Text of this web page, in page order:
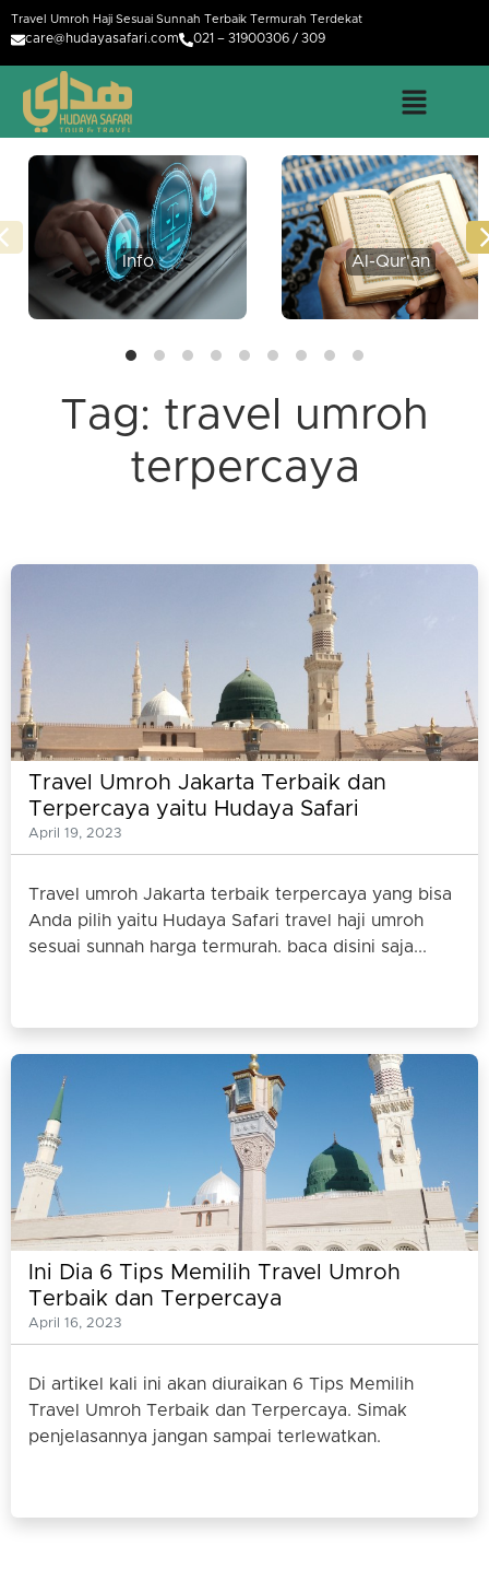
Travel Umroh Haji Sesuai Sunnah Terbaik Termurah Terdekat
care@hudayasafari.com 021 – 31900306 / 309
Info Al-Qur'an
Tag: travel umroh
terpercaya
Travel Umroh Jakarta Terbaik dan
Terpercaya yaitu Hudaya Safari
April 19, 2023
Travel umroh Jakarta terbaik terpercaya yang bisa
Anda pilih yaitu Hudaya Safari travel haji umroh
sesuai sunnah harga termurah. baca disini saja...
Ini Dia 6 Tips Memilih Travel Umroh
Terbaik dan Terpercaya
April 16, 2023
Di artikel kali ini akan diuraikan 6 Tips Memilih
Travel Umroh Terbaik dan Terpercaya. Simak
penjelasannya jangan sampai terlewatkan.